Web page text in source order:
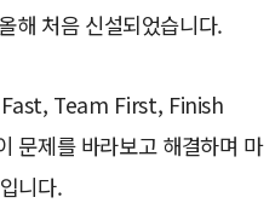
해 처음 신설되었습니다.
Fast, Team First, Finish
제를 바라보고 해결하며 마
니다.